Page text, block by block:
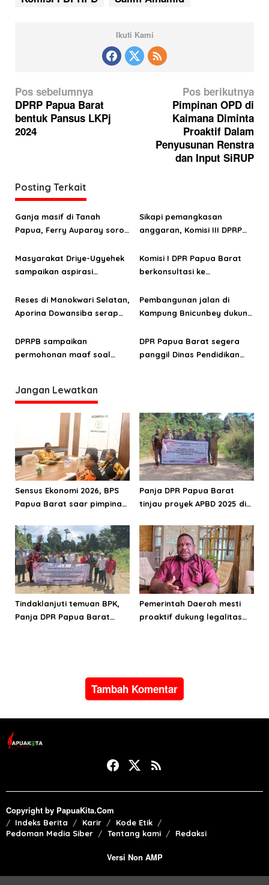
Ikuti Kami
N
a
v
i
s
i
p
s
Pos sebelumnya
DPRP Papua Barat
bentuk Pansus LKPj
2024
Pos berikutnya
Pimpinan OPD di
Kaimana Diminta
Proaktif Dalam
Penyusunan Renstra
dan Input SiRUP
Posting Terkait
Ganja masif di Tanah
Papua, Ferry Auparay soroti
lemahnya intervensi
ekonomi
Sikapi pemangkasan
anggaran, Komisi III DPRP
serahkan RKA 2026
Masyarakat Driye-Ugyehek
sampaikan aspirasi
DPRP Papua Barat Aporina
Dowansiba
Komisi I DPR Papua Barat
berkonsultasi ke
anggota jalur Otsus
Reses di Manokwari Selatan,
Aporina Dowansiba serap
distrik
Pembangunan jalan di
Kampung Bnicunbey dukung
Pegunungan Arfak
DPRPB sampaikan
permohonan maaf soal
Papua Barat
DPR Papua Barat segera
panggil Dinas Pendidikan
Jangan Lewatkan
Sensus Ekonomi 2026, BPS
Papua Barat saar pimpinan
Panja DPR Papua Barat
tinjau proyek APBD 2025 di
Bintuni
Tindaklanjuti temuan BPK,
Panja DPR Papua Barat
Pemerintah Daerah mesti
proaktif dukung legalitas
Tambah Komentar
Copyright by PapuaKita.Com
Indeks Berita Karir
Kode Etik
Pedoman Media Siber
Tentang kami Redaksi
Versi Non AMP